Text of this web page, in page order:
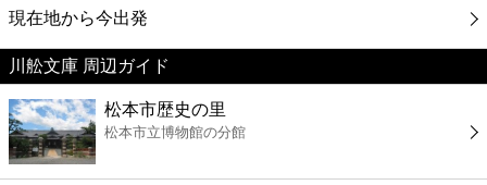
映画
美容
コンビニ
現在地から今出発
川舩文庫 周辺ガイド
松本市歴史の里
松本市立博物館の分館